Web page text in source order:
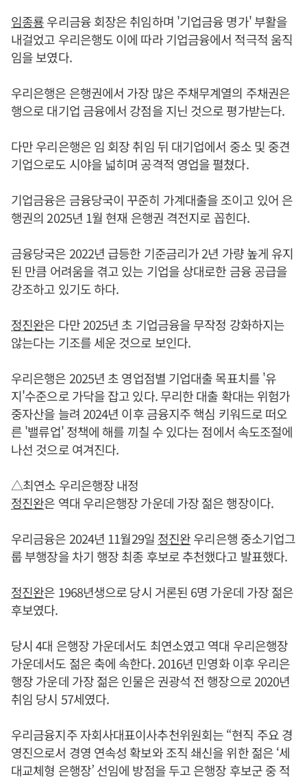
임종룡우리금융 회장은 취임하며 '기업금융 명가' 부활을
내걸었고 우리은행도 이에 따라 기업금융에서 적극적 움직
임을 보였다.
우리은행은 은행권에서 가장 많은 주채무계열의 주채권은
행으로 대기업 금융에서 강점을 지닌 것으로 평가받는다.
다만 우리은행은 임 회장 취임 뒤 대기업에서 중소 및 중견
기업으로도 시야을 넓히며 공격적 영업을 펼쳤다.
기업금융은 금융당국이 꾸준히 가계대출을 조이고 있어 은
행권의 2025년 1월 현재 은행권 격전지로 꼽힌다.
금융당국은 2022년 급등한 기준금리가 2년 가량 높게 유지
된 만큼 어려움을 겪고 있는 기업을 상대로한 금융 공급을
강조하고 있기도 하다.
정진완은 다만 2025년 초 기업금융을 무작정 강화하지는
않는다는 기조를 세운 것으로 보인다.
우리은행은 2025년 초 영업점별 기업대출 목표치를 '유
지'수준으로 가닥을 잡고 있다. 무리한 대출 확대는 위험가
중자산을 늘려 2024년 이후 금융지주 핵심 키워드로 떠오
른 '밸류업' 정책에 해를 끼칠 수 있다는 점에서 속도조절에
나선 것으로 여겨진다.
△최연소 우리은행장 내정
정진완은 역대 우리은행장 가운데 가장 젊은 행장이다.
우리금융은 2024년 11월29일 정진완우리은행 중소기업그
룹 부행장을 차기 행장 최종 후보로 추천했다고 발표했다.
정진완은 1968년생으로 당시 거론된 6명 가운데 가장 젊은
후보였다.
당시 4대 은행장 가운데서도 최연소였고 역대 우리은행장
가운데서도 젊은 축에 속한다. 2016년 민영화 이후 우리은
행장 가운데 가장 젊은 인물은 권광석 전 행장으로 2020년
취임 당시 57세였다.
우리금융지주 자회사대표이사추천위원회는 “현직 주요 경
영진으로서 경영 연속성 확보와 조직 쇄신을 위한 젊은 ‘세
대교체형 은행장’ 선임에 방점을 두고 은행장 후보군 중 적